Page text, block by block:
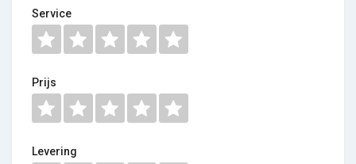
Service
Prijs
Levering